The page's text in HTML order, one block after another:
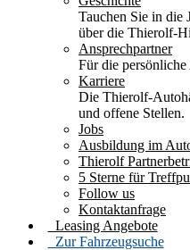
Tauchen Sie in die
über die Thierolf-
Ansprechpartner
Für die
Karriere
Die Thierolf-
und offene Stellen.
Jobs
Ausbildung im
Thierolf
5 Sterne für
Follow us
Kontaktanfrage
Leasing Angebote
Zur Fahrzeugsuche